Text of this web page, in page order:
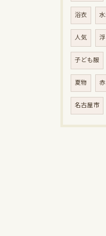
浴衣
人気
子ども服
夏物
名古屋市